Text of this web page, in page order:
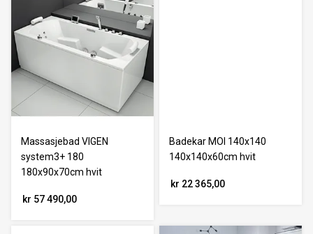
Massasjebad VIGEN
system3+ 180
180x90x70cm hvit
kr 57 490,00
Badekar MOI 140x140
140x140x60cm hvit
kr 22 365,00